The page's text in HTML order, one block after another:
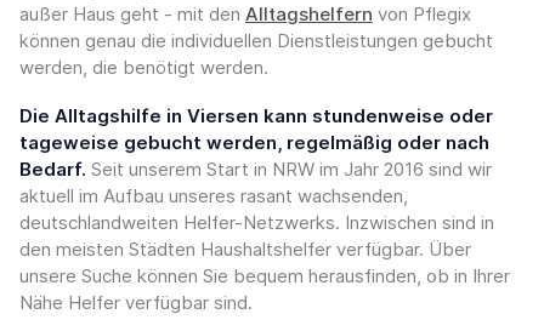
außer Haus geht - mit den Alltagshelfern von Pflegix
können genau die individuellen Dienstleistungen gebucht
werden, die benötigt werden.
Die Alltagshilfe in Viersen kann stundenweise oder
tageweise gebucht werden, regelmäßig oder nach
Bedarf. Seit unserem Start in NRW im Jahr 2016 sind wir
aktuell im Aufbau unseres rasant wachsenden,
deutschlandweiten Helfer-Netzwerks. Inzwischen sind in
den meisten Städten Haushaltshelfer verfügbar. Über
unsere Suche können Sie bequem herausfinden, ob in Ihrer
Nähe Helfer verfügbar sind.